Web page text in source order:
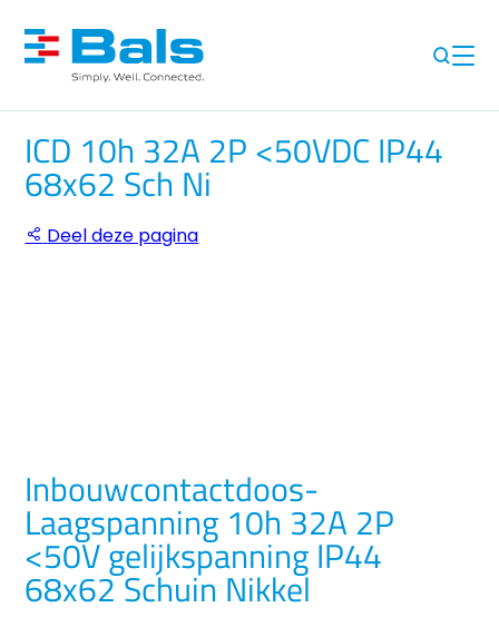
ICD 10h 32A 2P <50VDC IP44
68x62 Sch Ni
Deel deze pagina
Inbouwcontactdoos-
Laagspanning 10h 32A 2P
<50V gelijkspanning IP44
68x62 Schuin Nikkel